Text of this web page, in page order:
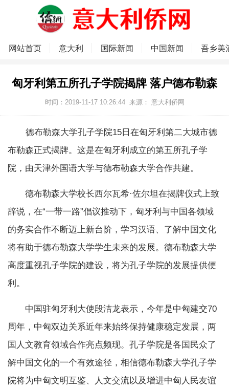
网站首页 意大利 国际新闻 中国新闻 吾乡美
匈牙利第五所孔子学院揭牌 落户德布勒森
时间：2019-11-17 10:26:44 来源： 意大利侨网
德布勒森大学孔子学院15日在匈牙利第二大城市德
布勒森正式揭牌。这是在匈牙利成立的第五所孔子学
院，由天津外国语大学与德布勒森大学合作共建。
德布勒森大学校长西尔瓦希·佐尔坦在揭牌仪式上致
辞说，在“一带一路”倡议推动下，匈牙利与中国各领域
的务实合作不断迈上新台阶，学习汉语、了解中国文化
将有助于德布勒森大学学生未来的发展。德布勒森大学
高度重视孔子学院的建设，将为孔子学院的发展提供便
利。
中国驻匈牙利大使段洁龙表示，今年是中匈建交70
周年，中匈双边关系近年来始终保持健康稳定发展，两
国人文教育领域合作亮点频现。孔子学院是各国民众了
解中国文化的一个有效途径，相信德布勒森大学孔子学
院将为中匈文明互鉴、人文交流以及增进中匈人民友谊